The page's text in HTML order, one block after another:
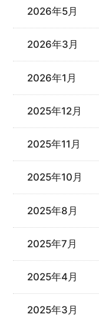
2026年5月
2026年3月
2026年1月
2025年12月
2025年11月
2025年10月
2025年8月
2025年7月
2025年4月
2025年3月